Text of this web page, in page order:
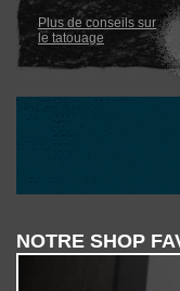
Plus de conseils sur
le tatouage
NOTRE SHOP